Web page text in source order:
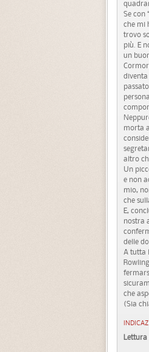
Se con
che mi
trovo
più. E
un
morta
altro
Un
e non
mio,
che
E,
nostra
delle
A tutta
che
(Sia
Lettura